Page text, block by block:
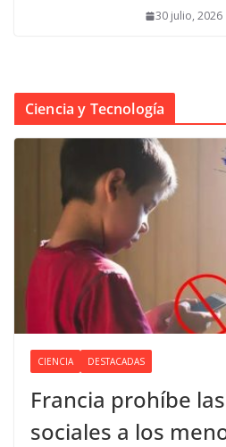
30 julio, 2026
Ciencia y Tecnología
CIENCIA DESTACADAS
Francia prohíbe
sociales a los